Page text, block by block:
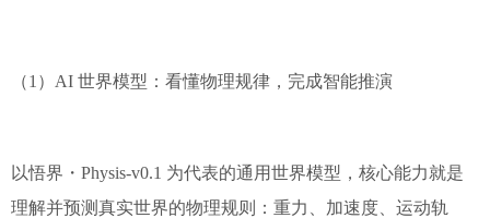
（1）AI 世界模型：看懂物理规律，完成智能推演
以悟界・Physis-v0.1 为代表的通用世界模型，核心能力就是
理解并预测真实世界的物理规则：重力、加速度、运动轨